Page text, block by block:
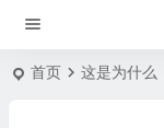
首页 这是为什么